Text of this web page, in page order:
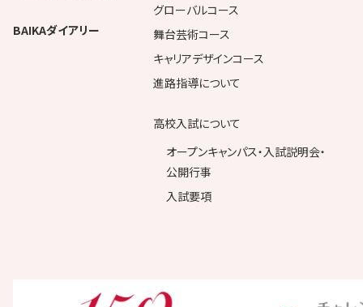
BAIKAダイアリー
グローバルコース
舞台芸術コース
キャリアデザインコース
進路指導について
高校入試について
オープンキャンパス・入試説明会・
公開行事
入試要項